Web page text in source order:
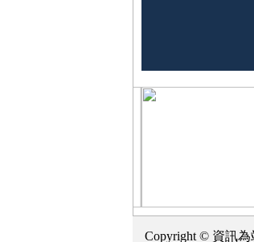
Copyright © 資訊